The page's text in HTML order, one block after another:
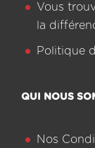
Vous
la
Politique
QUI NOUS
Nos